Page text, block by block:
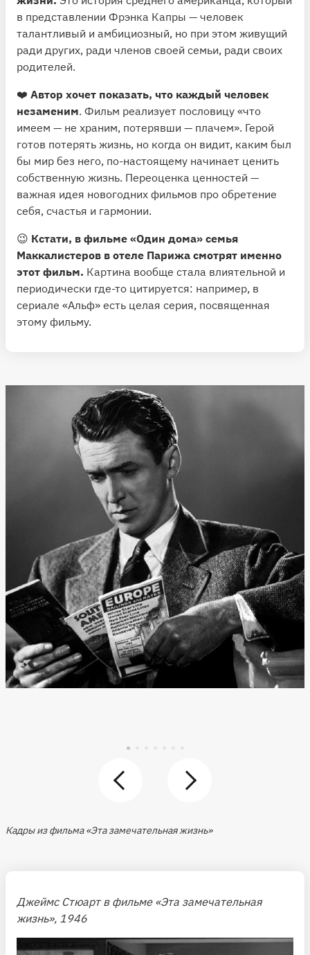
в представлении Фрэнка Капры — человек
талантливый и амбициозный, но при этом живущий
ради других, ради членов своей семьи, ради своих
родителей.
❤️ Автор хочет показать, что каждый человек
незаменим. Фильм реализует пословицу «что
имеем — не храним, потерявши — плачем». Герой
готов потерять жизнь, но когда он видит, каким был
бы мир без него, по-настоящему начинает ценить
собственную жизнь. Переоценка ценностей —
важная идея новогодних фильмов про обретение
себя, счастья и гармонии.
😉 Кстати, в фильме «Один дома» семья
Маккалистеров в отеле Парижа смотрят именно
этот фильм. Картина вообще стала влиятельной и
периодически где-то цитируется: например, в
сериале «Альф» есть целая серия, посвященная
этому фильму.
Кадры из фильма «Эта замечательная жизнь»
Джеймс Стюарт в фильме «Эта замечательная
жизнь», 1946